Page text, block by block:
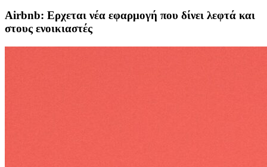
Airbnb: Ερχεται νέα εφαρμογή που δίνει λεφτά και
στους ενοικιαστές